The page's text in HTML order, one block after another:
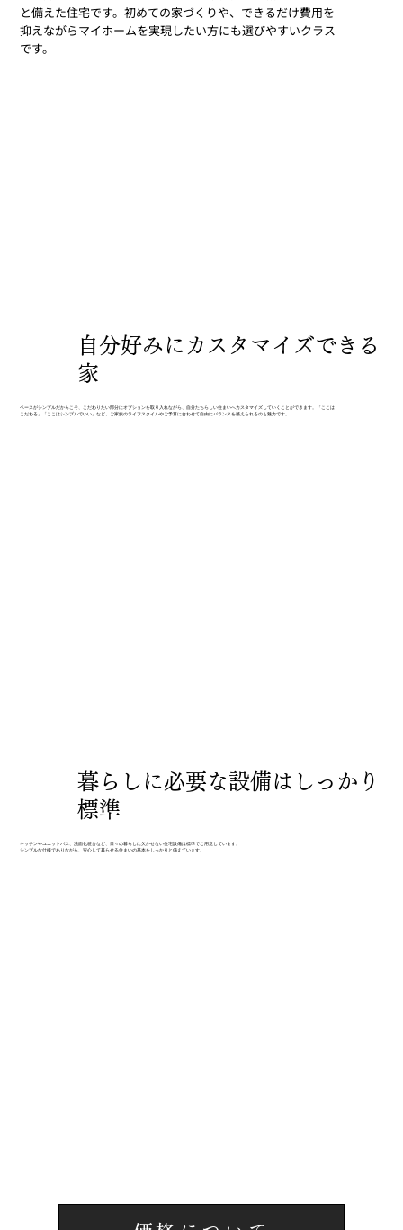
と備えた住宅です。初めての家づくりや、できるだけ費用を
抑えながらマイホームを実現したい方にも選びやすいクラス
です。
自分好みにカスタマイズできる
家
ベースがシンプルだからこそ、こだわりたい部分にオプションを取り入れながら、自分たちらしい住まいへカスタマイズしていくことができます。「ここは
こだわる」「ここはシンプルでいい」など、ご家族のライフスタイルやご予算に合わせて自由にバランスを整えられるのも魅力です。
暮らしに必要な設備はしっかり
標準
キッチンやユニットバス、洗面化粧台など、日々の暮らしに欠かせない住宅設備は標準でご用意しています。
シンプルな仕様でありながら、安心して暮らせる住まいの基本をしっかりと備えています。